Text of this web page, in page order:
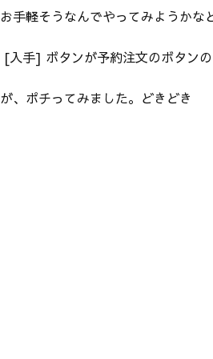
手軽そうなんでやってみようかな
入手] ボタンが予約注文のボタンの
、ポチってみました。どきどき